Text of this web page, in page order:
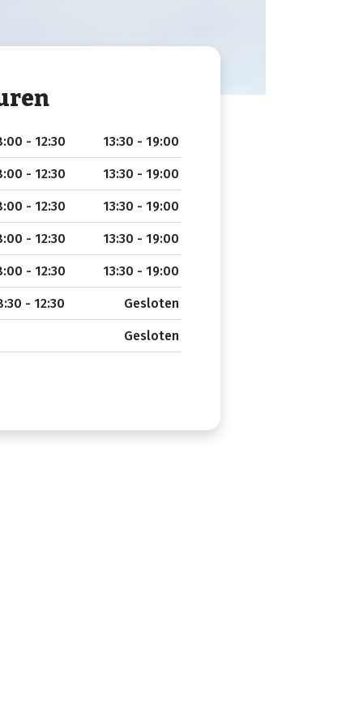
- 12:30 13:30 - 19:00
- 12:30 13:30 - 19:00
- 12:30 13:30 - 19:00
- 12:30 13:30 - 19:00
- 12:30 13:30 - 19:00
- 12:30 Gesloten
Gesloten